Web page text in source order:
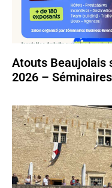
Atouts Beaujolais
2026 –